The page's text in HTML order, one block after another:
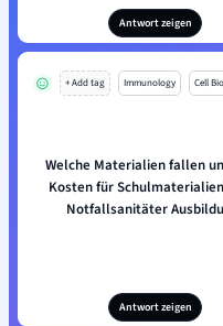
Antwort zeigen
+ Add tag Immunology Cell
Welche Materialien fallen
Kosten für
Notfallsanitäter
Antwort zeigen